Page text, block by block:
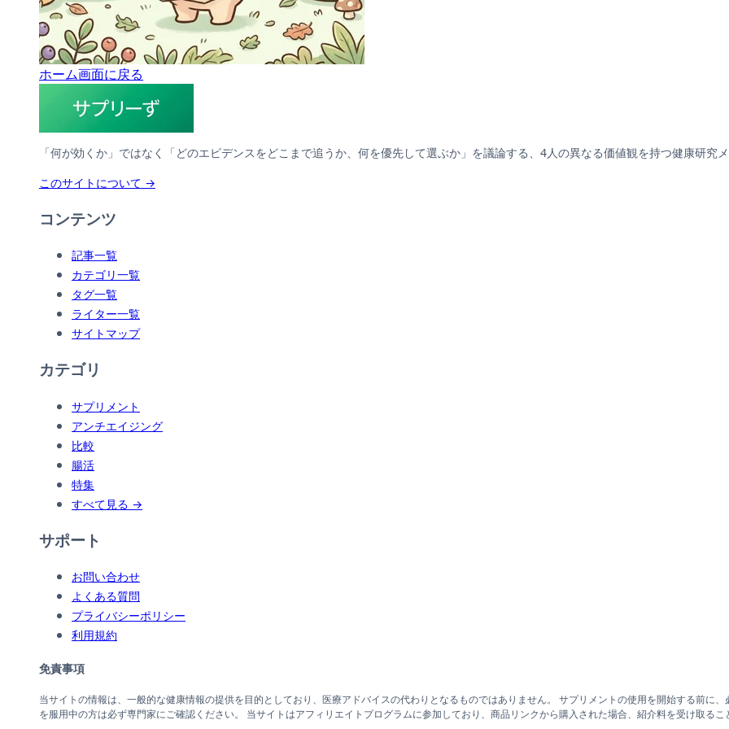
ホーム画面に戻る
「何が効くか」ではなく「どのエビデンスをどこまで追うか、何を優先して選ぶか」を議論する、4人の異なる価値観を持つ健康研究
このサイトについて →
コンテンツ
記事一覧
カテゴリ一覧
タグ一覧
ライター一覧
サイトマップ
カテゴリ
サプリメント
アンチエイジング
比較
腸活
特集
すべて見る →
サポート
お問い合わせ
よくある質問
プライバシーポリシー
利用規約
免責事項
当サイトの情報は、一般的な健康情報の提供を目的としており、医療アドバイスの代わりとなるものではありません。 サプリメントの使用を開始する前に
を服用中の方は必ず専門家にご確認ください。 当サイトはアフィリエイトプログラムに参加しており、商品リンクから購入された場合、紹介料を受け取るこ